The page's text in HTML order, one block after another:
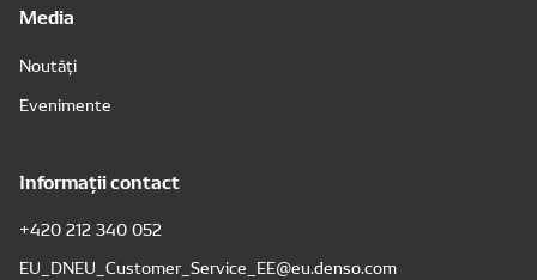
Media
Noutăți
Evenimente
Informații contact
+420 212 340 052
EU_DNEU_Customer_Service_EE@eu.denso.com